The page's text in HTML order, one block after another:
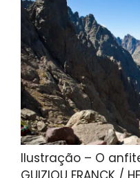
Ilustração – O